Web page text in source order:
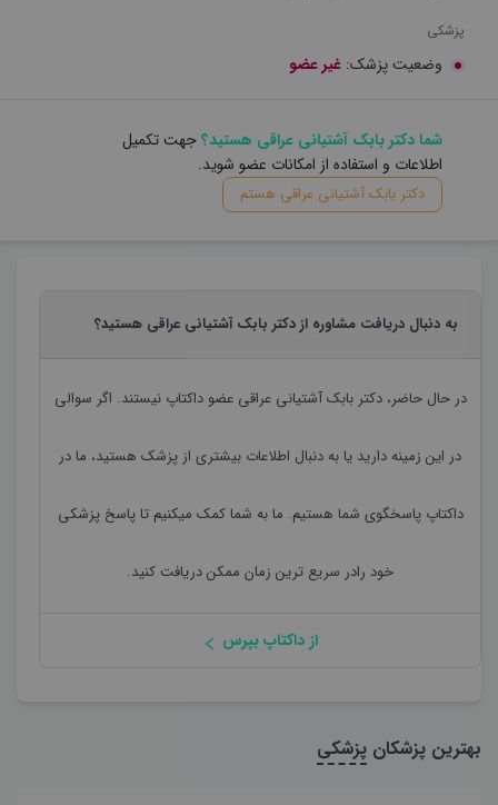
پزشکی
وضعیت پزشک: غیر عضو
شما دکتر بابک آشتیانی عراقی هستید؟جهت تکمیل
اطلاعات و استفاده از امکانات عضو شوید.
دکتر بابک آشتیانی عراقی هستم
به دنبال دریافت مشاوره از دکتر بابک آشتیانی عراقی هستید؟
در حال حاضر،دکتر بابک آشتیانی عراقی عضو داکتاپ نیستند. اگر سوالی
در این زمینه دارید یا به دنبال اطلاعات بیشتری از پزشک هستید، ما در
داکتاپ پاسخگوی شما هستیم. ما به شما کمک میکنیم تا پاسخ پزشکی
خود رادر سریع ترین زمان ممکن دریافت کنید.
از داکتاپ بپرس
بهترین پزشکان پزشکی